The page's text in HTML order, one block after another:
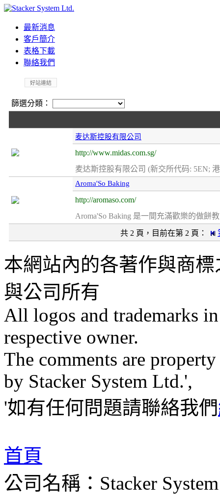
最新消息
客戶簡介
表格下載
聯絡我們
好站連結
篩選分類：
麦达斯控股有限公司
http://www.midas.com.sg/
麦达斯控股有限公司 (新交所代码: 5EN;
Aroma'So Baking
http://aromaso.com/
Aroma'So Baking 是一間充滿歡樂的做餅
共 2 頁，目前在第 2 頁：
本網站內的各著作與商
與公司所有
All logos and trademarks
respective owner.
The comments are
by Stacker System Ltd.',
'如有任何問題請聯絡我們
首頁
公司名稱：Stacker